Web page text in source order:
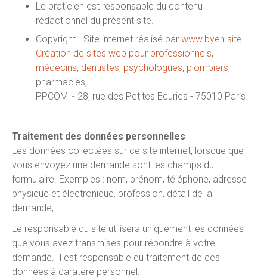
Le praticien est responsable du contenu
rédactionnel du présent site.
Copyright - Site internet réalisé par www.byen.site
Création de sites web pour professionnels,
médecins, dentistes, psychologues, plombiers,
pharmacies, ...
PPCOM' - 28, rue des Petites Ecuries - 75010 Paris
Traitement des données personnelles
Les données collectées sur ce site internet, lorsque que
vous envoyez une demande sont les champs du
formulaire. Exemples : nom, prénom, téléphone, adresse
physique et électronique, profession, détail de la
demande,...
Le responsable du site utilisera uniquement les données
que vous avez transmises pour répondre à votre
demande. Il est responsable du traitement de ces
données à caratère personnel.